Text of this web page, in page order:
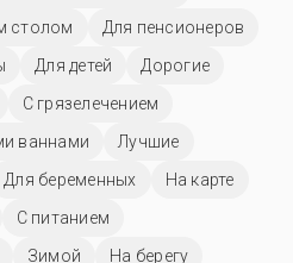
столом
Для пенсионеров
Для детей
Дорогие
С грязелечением
ваннами
Лучшие
Для беременных
На карте
С питанием
Зимой
На берегу